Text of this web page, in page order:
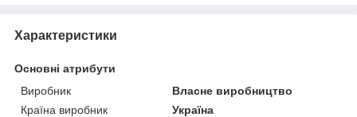
Характеристики
Основні атрибути
Виробник
Власне виробництво
Країна виробник
Україна